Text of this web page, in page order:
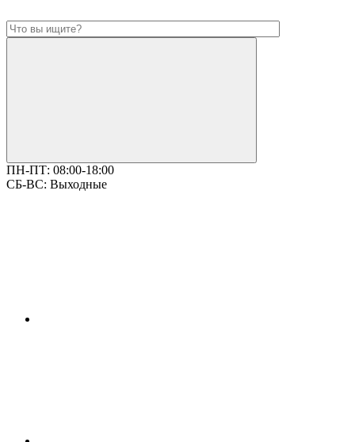
ПН-ПТ: 08:00-18:00
СБ-ВС: Выходные